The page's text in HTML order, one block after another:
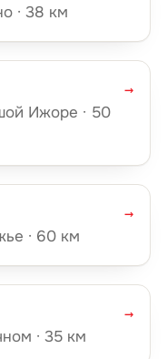
· 38 км
Ижоре · 50
→
· 60 км
→
· 35 км
→